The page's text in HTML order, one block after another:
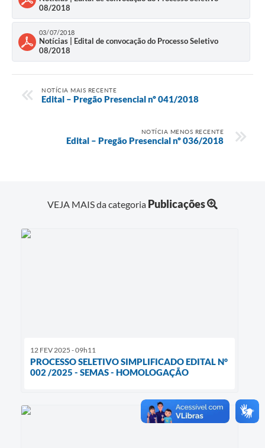
08/2018
03/07/2018
Notícias | Edital de convocação do Processo Seletivo
08/2018
NOTÍCIA MAIS RECENTE
Edital – Pregão Presencial nº 041/2018
NOTÍCIA MENOS RECENTE
Edital – Pregão Presencial nº 036/2018
VEJA MAIS da categoria Publicações
12 FEV 2025 - 09h11
PROCESSO SELETIVO SIMPLIFICADO EDITAL N°
002 /2025 - SEMAS - HOMOLOGAÇÃO